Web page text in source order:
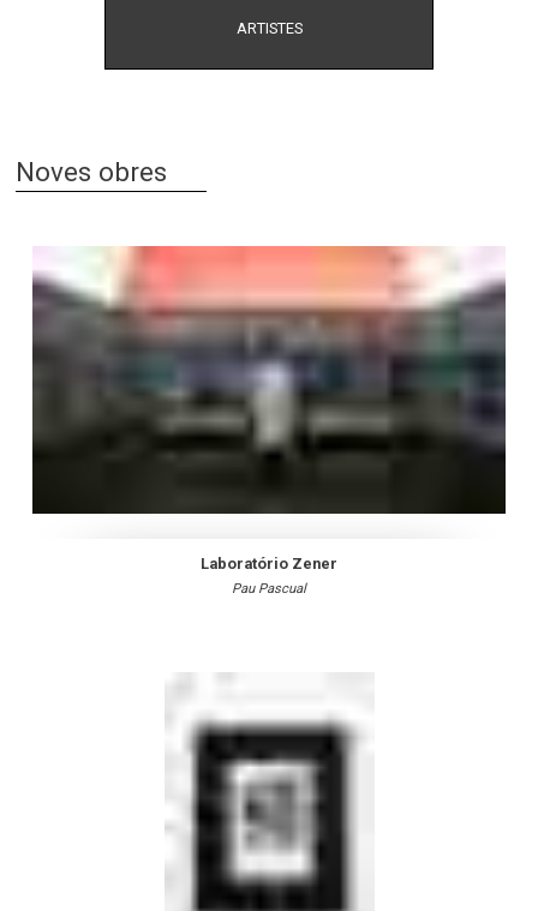
ARTISTES
Noves obres
Laboratório Zener
Pau Pascual